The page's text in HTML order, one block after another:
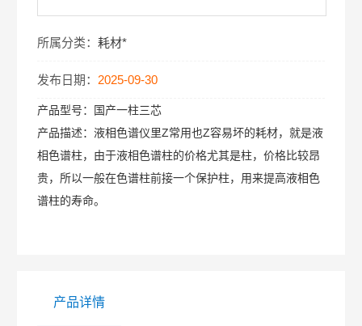
所属分类：耗材*
发布日期： 2025-09-30
产品型号：
国产一柱三芯
产品描述：液相色谱仪里Z常用也Z容易坏的耗材，就是液
相色谱柱，由于液相色谱柱的价格尤其是柱，价格比较昂
贵，所以一般在色谱柱前接一个保护柱，用来提高液相色
谱柱的寿命。
产品详情